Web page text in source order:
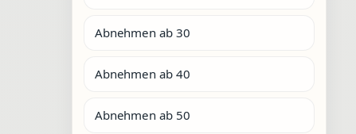
Abnehmen ab 30
Abnehmen ab 40
Abnehmen ab 50